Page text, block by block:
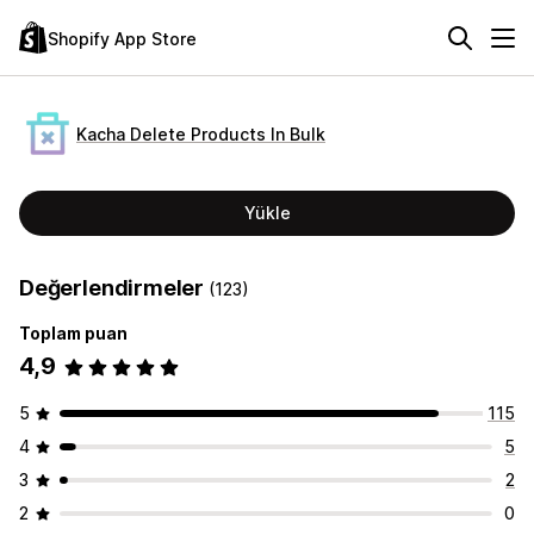
Shopify App Store
Kacha Delete Products In Bulk
Yükle
Değerlendirmeler (123)
Toplam puan
4,9
5
115
4
5
3
2
2
0